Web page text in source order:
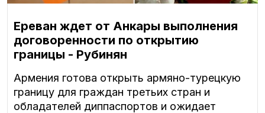
Ереван ждет от Анкары выполнения
договоренности по открытию
границы - Рубинян
Армения готова открыть армяно-турецкую
границу для граждан третьих стран и
обладателей диппаспортов и ожидает